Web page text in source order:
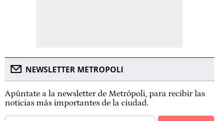
NEWSLETTER METROPOLI
Apúntate a la newsletter de Metrópoli, para recibir las
noticias más importantes de la ciudad.